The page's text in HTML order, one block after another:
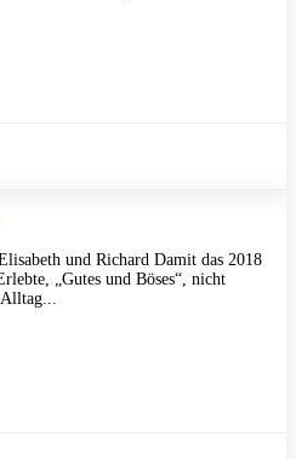
und Richard Damit das 2018
„Gutes und Böses“, nicht